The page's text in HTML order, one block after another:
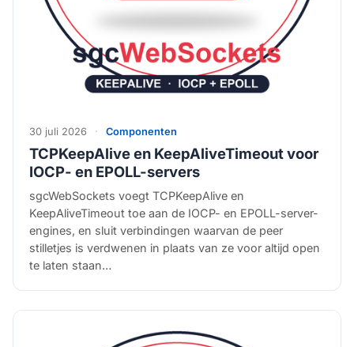
30 juli 2026 · Componenten
TCPKeepAlive en KeepAliveTimeout voor
IOCP- en EPOLL-servers
sgcWebSockets voegt TCPKeepAlive en
KeepAliveTimeout toe aan de IOCP- en EPOLL-server-
engines, en sluit verbindingen waarvan de peer
stilletjes is verdwenen in plaats van ze voor altijd open
te laten staan…